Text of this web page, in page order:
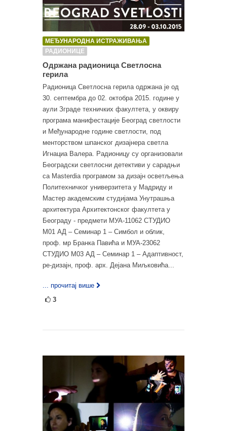
МЕЂУНАРОДНА ИСТРАЖИВАЊА
РАДИОНИЦЕ
Одржана радионица Светлосна
герила
Радионица Светлосна герила одржана је од
30. септембра до 02. октобра 2015. године у
аули Зграде техничких факултета, у оквиру
програма манифестације Београд светлости
и Међународне године светлости, под
менторством шпанског дизајнера светла
Игнациа Валера. Радионицу су организовали
Београдски светлосни детективи у сарадњи
са Masterdia програмом за дизајн осветљења
Политехничког универзитета у Мадриду и
Мастер академским студијама Унутрашња
архитектура Архитектонског факултета у
Београду - предмети МУА-11062 СТУДИО
М01 АД – Семинар 1 – Симбол и облик,
проф. мр Бранка Павића и МУА-23062
СТУДИО М03 АД – Семинар 1 – Адаптивност,
ре-дизајн, проф. арх. Дејана Миљковића...
... прочитај више
3